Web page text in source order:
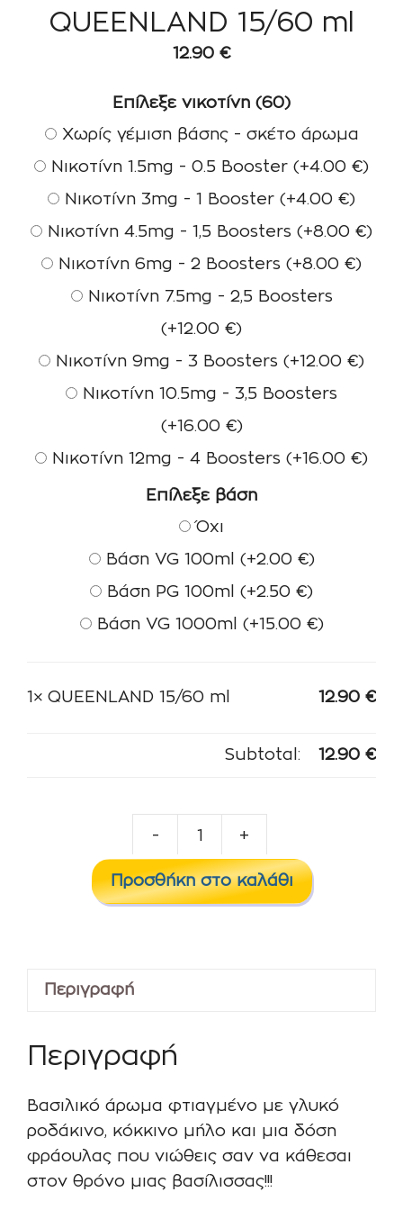
QUEENLAND 15/60 ml
12.90 €
Επίλεξε νικοτίνη (60)
Χωρίς γέμιση βάσης - σκέτο άρωμα
Νικοτίνη 1.5mg - 0.5 Booster (+4.00 €)
Νικοτίνη 3mg - 1 Booster (+4.00 €)
Νικοτίνη 4.5mg - 1,5 Boosters (+8.00 €)
Νικοτίνη 6mg - 2 Boosters (+8.00 €)
Νικοτίνη 7.5mg - 2,5 Boosters
(+12.00 €)
Νικοτίνη 9mg - 3 Boosters (+12.00 €)
Νικοτίνη 10.5mg - 3,5 Boosters
(+16.00 €)
Νικοτίνη 12mg - 4 Boosters (+16.00 €)
Επίλεξε βάση
Όχι
Βάση VG 100ml (+2.00 €)
Βάση PG 100ml (+2.50 €)
Βάση VG 1000ml (+15.00 €)
1× QUEENLAND 15/60 ml 12.90 €
Subtotal: 12.90 €
-
15/60
+
Προσθήκη στο καλάθι
Περιγραφή
Περιγραφή
Βασιλικό άρωμα φτιαγμένο με γλυκό
ροδάκινο, κόκκινο μήλο και μια δόση
φράουλας που νιώθεις σαν να κάθεσαι
στον θρόνο μιας βασίλισσας!!!